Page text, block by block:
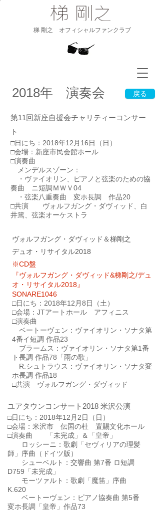
​梯 剛之 オフィシャルファンクラブ
2018年 演奏会 戻る
第11回新座自援会チャリティーコンサー
ト
□日にち：2018年12月16日（日）
□会場：新座市民会館ホール
□演奏曲
メンデルスゾーン：
・ヴァイオリン、ピアノと弦楽のための協
奏曲 ニ短調ＭＷＶ04
・弦楽八重奏曲 変ホ長調 作品20
□共演 ヴォルフガング・ダヴィッド、白
井篤、弦楽オーケストラ
ヴォルフガング・ダヴィッド＆梯剛之
​デュオ・リサイタル2018
※CD盤
『ヴォルフガング・ダヴィッド&梯剛之/デュ
オ・リサイタル2018』
SONARE1046
□日にち：2018年12月8日（土）
□会場：JTアートホール アフィニス
□演奏曲
ベートーヴェン：ヴァイオリン・ソナタ第
4番イ短調 作品23
ブラームス：ヴァイオリン・ソナタ第1番
ト長調 作品78「雨の歌」
R.シュトラウス：ヴァイオリン・ソナタ変
ホ長調 作品18
□共演 ヴォルフガング・ダヴィッド
ユアタウンコンサート2018 米沢公演
□日にち：2018年12月2日（日）
□会場：米沢市 伝国の杜 置賜文化ホール
□演奏曲 「未完成」＆「皇帝」
ロッシーニ：歌劇「セヴィリアの理髪
師」序曲（ドイツ版）
シューベルト：交響曲 第7番 ロ短調
D759「未完成」
モーツァルト：歌劇「魔笛」序曲
K.620
ベートーヴェン：ピアノ協奏曲 第5番
変ホ長調「皇帝」作品73